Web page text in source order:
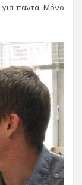
για πάντα. Μόνο